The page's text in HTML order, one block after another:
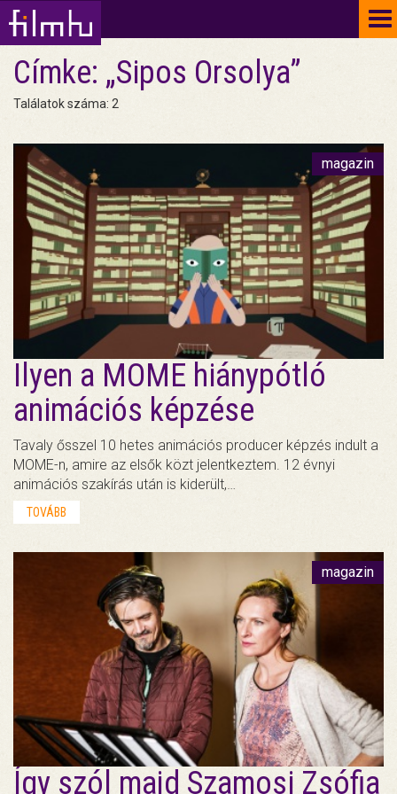
Címke: „Sipos Orsolya”
Találatok száma: 2
magazin
Ilyen a MOME hiánypótló
animációs képzése
Tavaly ősszel 10 hetes animációs producer képzés indult a
MOME-n, amire az elsők közt jelentkeztem. 12 évnyi
animációs szakírás után is kiderült,…
TOVÁBB
magazin
Így szól majd Szamosi Zsófia